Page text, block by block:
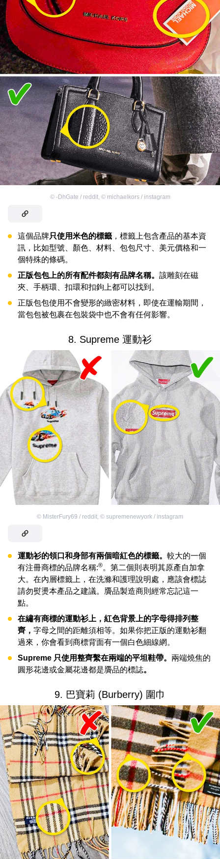
© -DhGate / reddit, © michaelkors / instagram
這個品牌只使用米色的標籤 ，標籤上包含產品的基本資
訊，比如型號、顏色、材料、包包尺寸、美元價格和一
個特殊的條碼。
正版包包上的所有配件都刻有品牌名稱。 該雕刻在磁
夾、手柄環、扣環和扣鉤上都可以找到。
正版包包使用不會變形的緻密材料，即使在運輸期間，
當包包被包裹在包裝袋中也不會有任何影響。
8. Supreme 運動衫
© MisterFury69 / reddit © supremenewyork / instagram
運動衫的領口和身部有兩個暗紅色的標籤。 較大的一個
有注冊商標的品牌名稱:®。第二個則表明其原產自加拿
大。在內層標籤上，在洗滌和護理說明處，應該會標誌
請勿熨燙本產品之建議。贗品製造商則經常忘記這一
點。
在繡有商標的運動衫上，紅色背景上的字母得排列整
齊， 字母之間的距離須相等。如果你把正版的運動衫翻
過來，你會看到商標背面有一個白色細線網。
Supreme 只使用整齊繫在兩端的平坦鞋帶。 兩端燒焦的
圓形花邊或金屬花邊都是贗品的標誌。
9. 巴寶莉 (Burberry) 圍巾